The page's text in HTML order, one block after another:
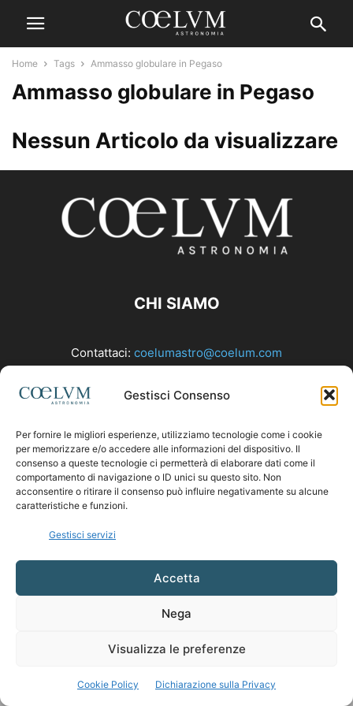
Gestisci Consenso
Per fornire le migliori esperienze, utilizziamo tecnologie come i cookie
per memorizzare e/o accedere alle informazioni del dispositivo. Il
consenso a queste tecnologie ci permetterà di elaborare dati come il
comportamento di navigazione o ID unici su questo sito. Non
acconsentire o ritirare il consenso può influire negativamente su alcune
caratteristiche e funzioni.
Gestisci servizi
Accetta
Nega
Visualizza le preferenze
Cookie Policy Dichiarazione sulla Privacy
Home Tags Ammasso globulare in Pegaso
Ammasso globulare in Pegaso
Nessun Articolo da visualizzare
CHI SIAMO
Contattaci: coelumastro@coelum.com
SEGUICI